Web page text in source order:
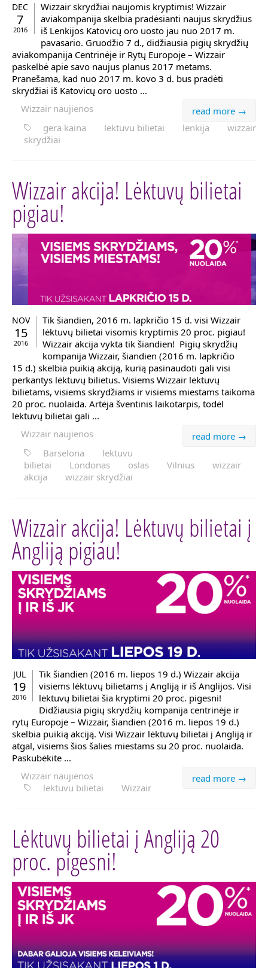
DEC
7
2016
Wizzair skrydžiai naujomis kryptimis! Wizzair
aviakompanija skelbia pradėsianti naujus skrydžius
iš Lenkijos Katovicų oro uosto jau nuo 2017 m.
pavasario. Gruodžio 7 d., didžiausia pigių skrydžių
aviakompanija Centrinėje ir Rytų Europoje – Wizzair
paskelbė apie savo naujus planus 2017 metams.
Pranešama, kad nuo 2017 m. kovo 3 d. bus pradėti
skrydžiai iš Katovicų oro uosto ...
read more →
Wizzair naujienos
gera kaina
lektuvu bilietai lenkija
wizzair
skrydžiai
Wizzair akcija! Lėktuvų bilietai
pigiau!
NOV
15
2016
Tik šiandien, 2016 m. lapkričio 15 d. visi Wizzair
lėktuvų bilietai visomis kryptimis 20 proc. pigiau!
Wizzair akcija vykta tik šiandien! Pigių skrydžių
kompanija Wizzair, šiandien (2016 m. lapkričio
15 d.) skelbia puikią akciją, kurią pasinaudoti gali visi
perkantys lėktuvų bilietus. Visiems Wizzair lėktuvų
bilietams, visiems skrydžiams ir visiems miestams taikoma
20 proc. nuolaida. Artėja šventinis laikotarpis, todėl
lėktuvų bilietai gali ...
read more →
Wizzair naujienos
Barselona
lektuvu
bilietai
Londonas oslas Vilnius
wizzair
akcija
wizzair skrydžiai
Wizzair akcija! Lėktuvų bilietai į
Angliją pigiau!
JUL
19
2016
Tik šiandien (2016 m. liepos 19 d.) Wizzair akcija
visiems lėktuvų bilietams į Angliją ir iš Anglijos. Visi
lėktuvų bilietai šia kryptimi 20 proc. pigesni!
Didžiausia pigių skrydžių kompanija centrinėje ir
rytų Europoje – Wizzair, šiandien (2016 m. liepos 19 d.)
skelbia puikią akciją. Visi Wizzair lėktuvų bilietai į Angliją ir
atgal, visiems šios šalies miestams su 20 proc. nuolaida.
Paskubėkite ...
read more →
Wizzair naujienos
lektuvu bilietai
Wizzair
Lėktuvų bilietai į Angliją 20
proc. pigesni!